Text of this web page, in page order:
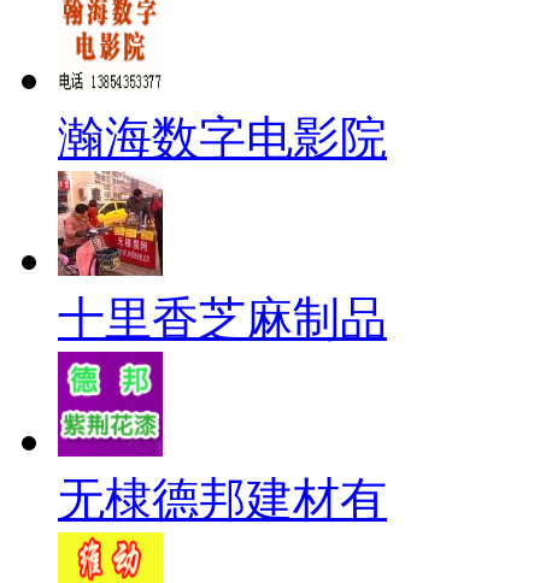
瀚海数字电影院
十里香芝麻制品
无棣德邦建材有